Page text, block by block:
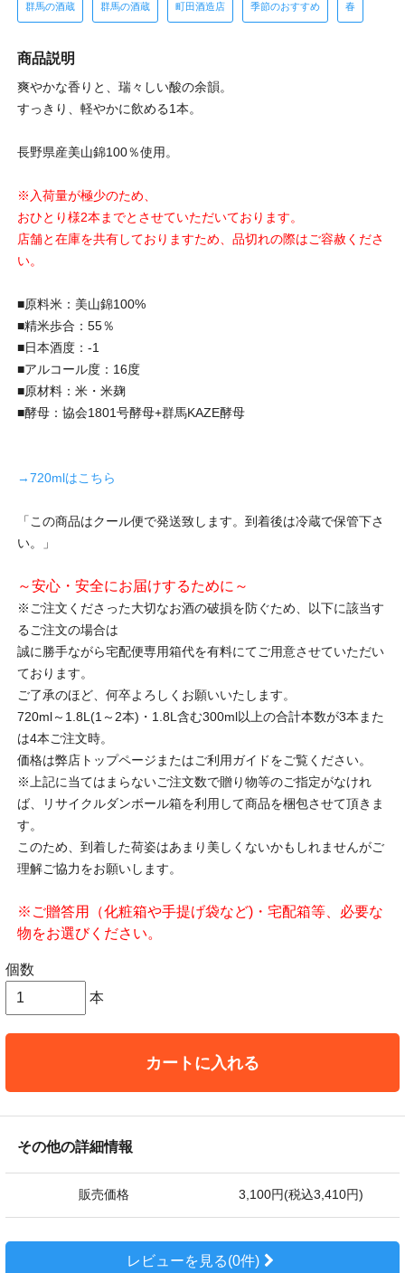
群馬の酒蔵 群馬の酒蔵 町田酒造店 季節のおすすめ 春
商品説明
爽やかな香りと、瑞々しい酸の余韻。
すっきり、軽やかに飲める1本。
長野県産美山錦100％使用。
※入荷量が極少のため、
おひとり様2本までとさせていただいております。
店舗と在庫を共有しておりますため、品切れの際はご容赦くださ
い。
■原料米：美山錦100%
■精米歩合：55％
■日本酒度：-1
■アルコール度：16度
■原材料：米・米麹
■酵母：協会1801号酵母+群馬KAZE酵母
→720mlはこちら
「この商品はクール便で発送致します。到着後は冷蔵で保管下さ
い。」
～安心・安全にお届けするために～
※ご注文くださった大切なお酒の破損を防ぐため、以下に該当す
るご注文の場合は
誠に勝手ながら宅配便専用箱代を有料にてご用意させていただい
ております。
ご了承のほど、何卒よろしくお願いいたします。
720ml～1.8L(1～2本)・1.8L含む300ml以上の合計本数が3本また
は4本ご注文時。
価格は弊店トップページまたはご利用ガイドをご覧ください。
※上記に当てはまらないご注文数で贈り物等のご指定がなけれ
ば、リサイクルダンボール箱を利用して商品を梱包させて頂きま
す。
このため、到着した荷姿はあまり美しくないかもしれませんがご
理解ご協力をお願いします。
※ご贈答用（化粧箱や手提げ袋など)・宅配箱等、必要な
物をお選びください。
個数
本
カートに入れる
その他の詳細情報
販売価格 3,100円(税込3,410円)
レビューを見る(0件)